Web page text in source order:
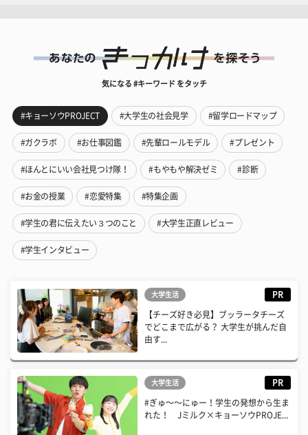
気になる #キーワード をタッチ
#キョーソウPROJECT #大学生の社会見学 #留学ロードマップ
#ガクラボ #お仕事図鑑 #先輩ロールモデル #プレゼント
#ほんとにいい会社見つけ隊！ #もやもや解決ゼミ #診断
#お金の授業 #恋愛特集 #特集企画
#学生の君に伝えたい３つのこと #大学生正直レビュー
#学生インタビュー
大学生活 PR
【チーズ好き必見】ブッラータチーズ
でどこまで広がる？ 大学生が挑んだ自
由す...
大学生活 PR
#ぎゅ〜〜にゅー！学生の発想から生ま
れた！ Jミルク×キョーソウPROJE...